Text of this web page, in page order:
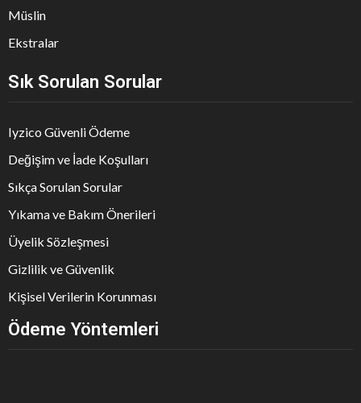
Müslin
Ekstralar
Sık Sorulan Sorular
Iyzico Güvenli Ödeme
Değişim ve İade Koşulları
Sıkça Sorulan Sorular
Yıkama ve Bakım Önerileri
Üyelik Sözleşmesi
Gizlilik ve Güvenlik
Kişisel Verilerin Korunması
Ödeme Yöntemleri